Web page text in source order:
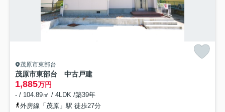
茂原市東部台
茂原市東部台 中古戸建
1,885万円
- / 104.89㎡ / 4LDK /築39年
外房線「茂原」駅 徒歩27分